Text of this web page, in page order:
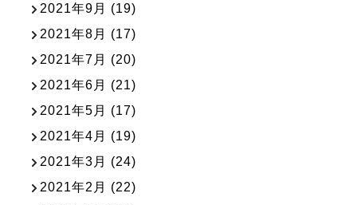
2021年9月 (19)
2021年8月 (17)
2021年7月 (20)
2021年6月 (21)
2021年5月 (17)
2021年4月 (19)
2021年3月 (24)
2021年2月 (22)